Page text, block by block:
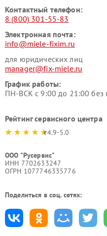
Контактный телефон:
8 (800) 301-55-83
Электронная почта:
info@miele-fixim.ru
для юридических лиц
manager@fix-miele.ru
График работы:
ПН-ВСК с 9:00 до 21:00
Рейтинг сервисного центра
4.9-5.0
ООО "Русервис"
ИНН 7702633247
ОГРН 1077746335776
Поделиться в соц. сетях: